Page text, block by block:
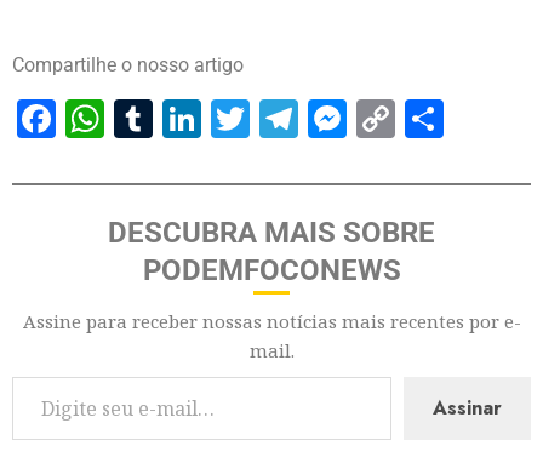
Compartilhe o nosso artigo
Facebook
WhatsApp
Tumblr
LinkedIn
Twitter
Telegram
Messenger
Copy
DESCUBRA MAIS SOBRE
PODEMFOCONEWS
Assine para receber nossas notícias mais recentes por e-
mail.
Assinar